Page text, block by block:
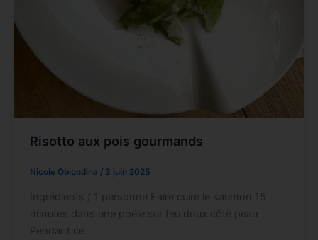
Risotto aux pois gourmands
Nicole Obiondina / 3 juin 2025
Ingrédients / 1 personne Faire cuire le saumon 15
minutes dans une poêle sur feu doux côté peau
Pendant ce